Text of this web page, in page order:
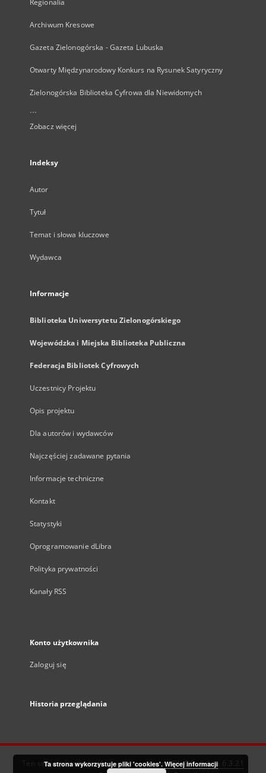
Regionalia
Archiwum Kresowe
Gazeta Zielonogórska - Gazeta Lubuska
Otwarty Międzynarodowy Konkurs na Rysunek Satyryczny
Zielonogórska Biblioteka Cyfrowa dla Niewidomych
...
Zobacz więcej
Indeksy
Autor
Tytuł
Temat i słowa kluczowe
Wydawca
Informacje
Biblioteka Uniwersytetu Zielonogórskiego
Wojewódzka i Miejska Biblioteka Publiczna
Federacja Bibliotek Cyfrowych
Uczestnicy Projektu
Opis projektu
Dla autorów i wydawców
Najczęściej zadawane pytania
Informacje techniczne
Kontakt
Statystyki
Oprogramowanie dLibra
Polityka prywatności
Kanały RSS
Konto użytkownika
Zaloguj się
Historia przeglądania
Ten serwis działa dzięki oprogramowaniuDInGO dLibra 6.3.21
Ta strona wykorzystuje pliki 'cookies'. Więcej informacji